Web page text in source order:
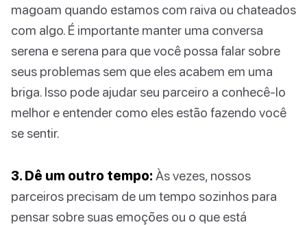
magoam quando estamos com raiva ou chateados
com algo. É importante manter uma conversa
serena e serena para que você possa falar sobre
seus problemas sem que eles acabem em uma
briga. Isso pode ajudar seu parceiro a conhecê-lo
melhor e entender como eles estão fazendo você
se sentir.
3. Dê um outro tempo: Às vezes, nossos
parceiros precisam de um tempo sozinhos para
pensar sobre suas emoções ou o que está